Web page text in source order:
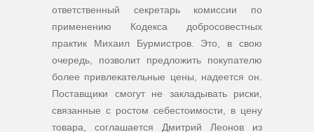
ответственный секретарь комиссии по
применению Кодекса добросовестных
практик Михаил Бурмистров. Это, в свою
очередь, позволит предложить покупателю
более привлекательные цены, надеется он.
Поставщики смогут не закладывать риски,
связанные с ростом себестоимости, в цену
товара, соглашается Дмитрий Леонов из